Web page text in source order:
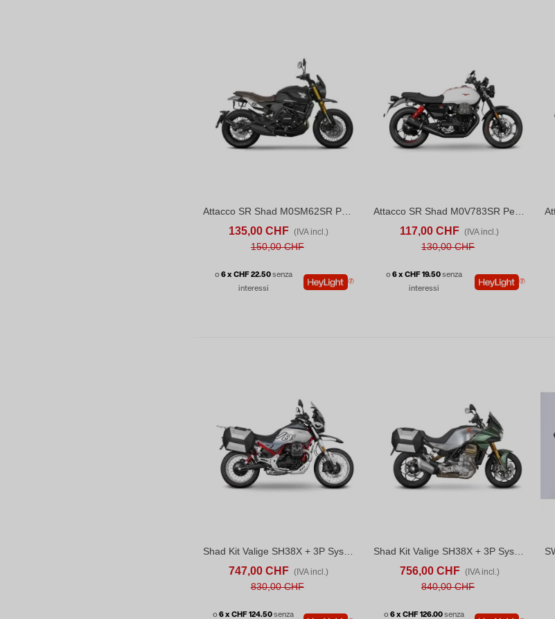
ACQUISTA CONFRONTAAttacco SR Shad M0SM62SR Per Borse Laterali Moto Guzzi Seiemezzo STR (2022-26)
135,00 CHF (IVA incl.)
150,00 CHF
o6 x CHF 22.50senza
interessi
ACQUISTA CONFRONTAAttacco SR Shad M0V783SR Per Borse Laterali Moto Guzzi V7 STONE/STONE CORSA (2023-26)
117,00 CHF (IVA incl.)
130,00 CHF
o6 x CHF 19.50senza
interessi
ACQUISTA CONFRONTA
747,00 CHF (IVA incl.)
830,00 CHF
o6 x CHF 124.50senza
ACQUISTA CONFRONTA
756,00 CHF (IVA incl.)
840,00 CHF
o6 x CHF 126.00senza